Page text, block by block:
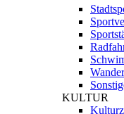
KULTUR